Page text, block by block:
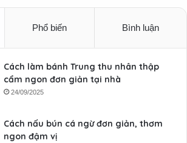
Phổ biến Bình luận
Cách làm bánh Trung thu nhân thập
cẩm ngon đơn giản tại nhà
24/09/2025
Cách nấu bún cá ngừ đơn giản, thơm
ngon đậm vị